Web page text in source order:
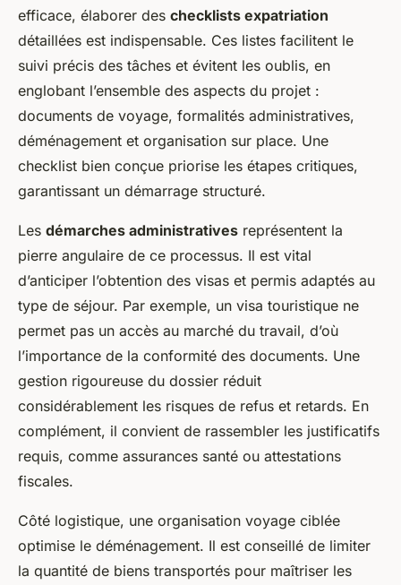
efficace, élaborer des checklists expatriation
détaillées est indispensable. Ces listes facilitent le
suivi précis des tâches et évitent les oublis, en
englobant l’ensemble des aspects du projet :
documents de voyage, formalités administratives,
déménagement et organisation sur place. Une
checklist bien conçue priorise les étapes critiques,
garantissant un démarrage structuré.
Les démarches administratives représentent la
pierre angulaire de ce processus. Il est vital
d’anticiper l’obtention des visas et permis adaptés au
type de séjour. Par exemple, un visa touristique ne
permet pas un accès au marché du travail, d’où
l’importance de la conformité des documents. Une
gestion rigoureuse du dossier réduit
considérablement les risques de refus et retards. En
complément, il convient de rassembler les justificatifs
requis, comme assurances santé ou attestations
fiscales.
Côté logistique, une organisation voyage ciblée
optimise le déménagement. Il est conseillé de limiter
la quantité de biens transportés pour maîtriser les